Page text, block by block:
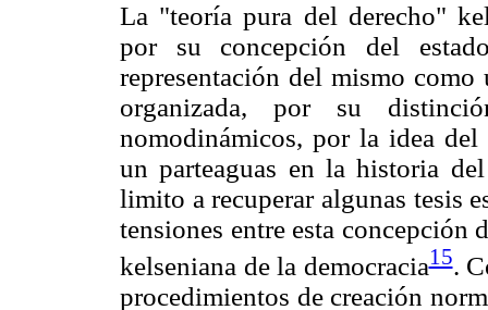
La "teoría pura del derecho"
por su concepción del
representación del mismo como
organizada, por su
nomodinámicos, por la idea
un parteaguas en la historia
limito a recuperar algunas tesis
tensiones entre esta
kelseniana de la democracia15.
procedimientos de creación